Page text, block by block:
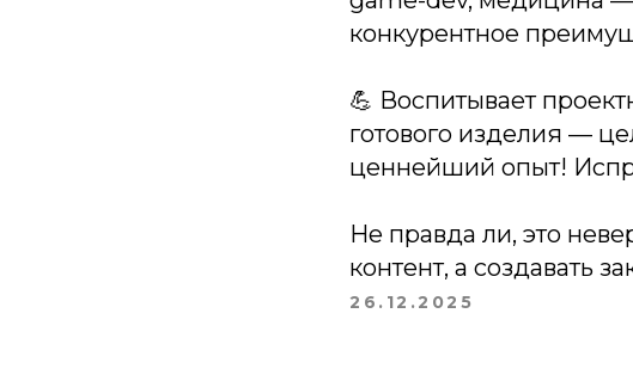
конкурентное
💪 Воспитывает
готового изделия —
ценнейший опыт!
Не правда ли, это
контент, а создавать
26.12.2025